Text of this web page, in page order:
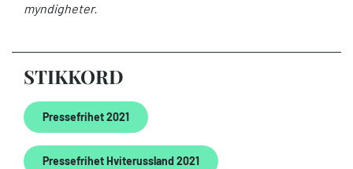
myndigheter.
STIKKORD
Pressefrihet 2021
Pressefrihet Hviterussland 2021